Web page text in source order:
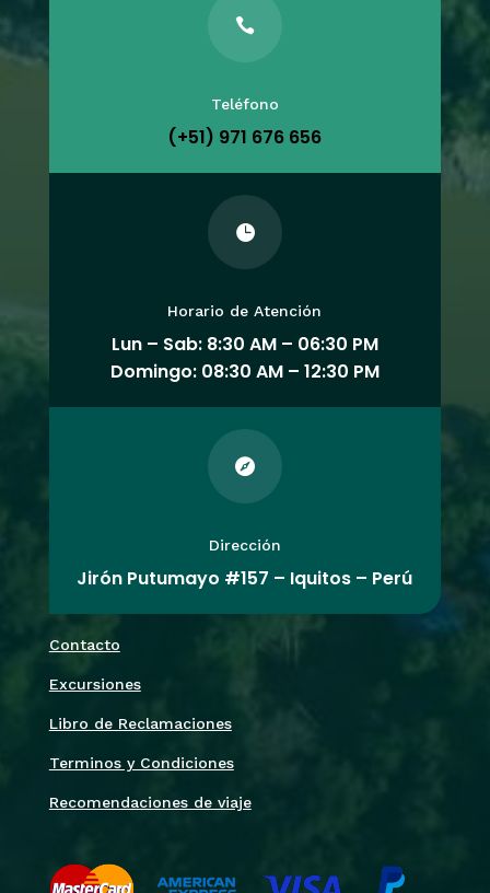

Teléfono
(+51) 971 676 656

Horario de Atención
Lun – Sab: 8:30 AM – 06:30 PM
Domingo: 08:30 AM – 12:30 PM

Dirección
Jirón Putumayo #157 – Iquitos – Perú
Contacto
Excursiones
Libro de Reclamaciones
Terminos y Condiciones
Recomendaciones de viaje